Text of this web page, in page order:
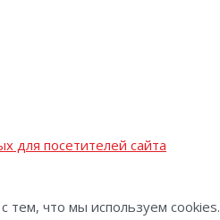
для посетителей сайта
тем, что мы используем cookies.